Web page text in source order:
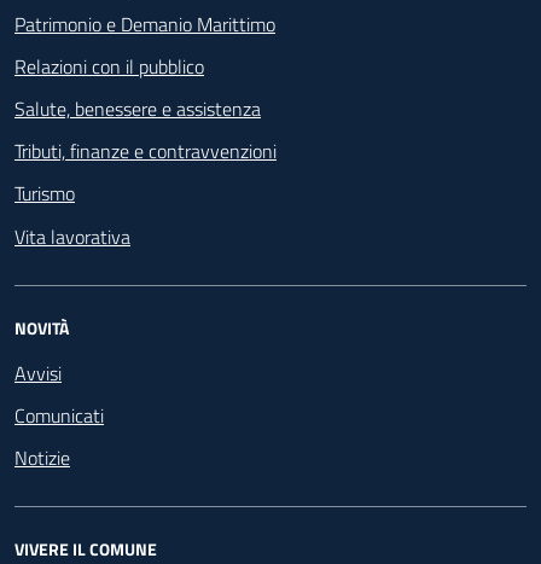
Patrimonio e Demanio Marittimo
Relazioni con il pubblico
Salute, benessere e assistenza
Tributi, finanze e contravvenzioni
Turismo
Vita lavorativa
NOVITÀ
Avvisi
Comunicati
Notizie
VIVERE IL COMUNE